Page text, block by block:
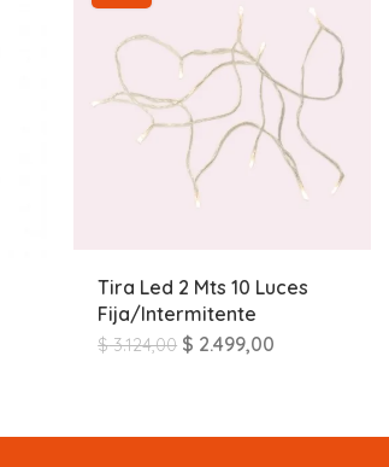
Tira Led 2 Mts 10 Luces
Fija/Intermitente
$3.124,00 $ 2.499,00